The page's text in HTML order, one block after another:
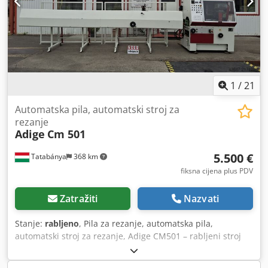
rezanja: cijevi Ø 10–80 mm Maks. duljina dijela: 600 mm
Idealno za serijsku proizvodnju kratkih dijelova Oprema:
automatski sustav za dodavanje materijala potpuna
zaštitna oplata stroja više pozicija za alate set steznih
čeljusti (vidi slike) Brza i snažna pila pogodna za serijsku
proizvodnju, pruža visoku produktivnost i preciznost reza.
1 /21
Tatabánya 368 km
Automatska pila, automatski stroj za
rezanje
Adige Cm 501
5.500 €
fiksna cijena plus PDV
Zatražiti Nazvati
Stanje: rabljeno, Pila za rezanje, automatska pila,
automatski stroj za rezanje, Adige CM501 – rabljeni stroj
Proizvođač: Adige Model: CM 501 Godina: 1996. Promjer
lista pile: 250–360 mm Duljina rezanja: 2100 mm Maks.